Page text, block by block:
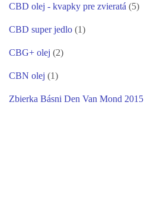
CBD olej - kvapky pre zvieratá (5)
CBD super jedlo (1)
CBG+ olej (2)
CBN olej (1)
Zbierka Básni Den Van Mond 2015